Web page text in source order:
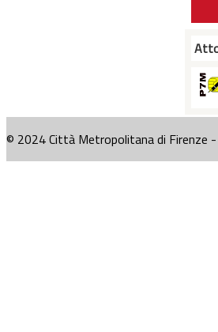
© 2024 Città Metropolitana di Firenze -